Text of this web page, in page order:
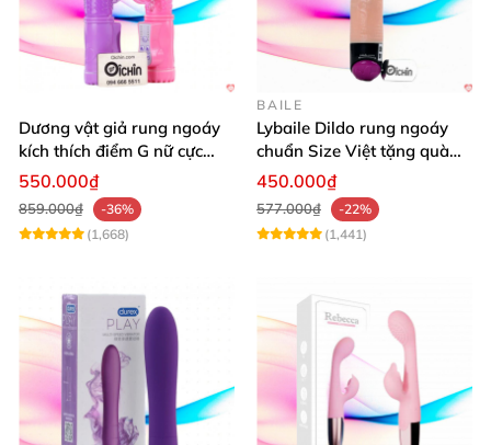
Dương vật giả rung ngoáy
kích thích điểm G nữ cực
mạnh
550.000₫
859.000₫
-36%
(1,668)
BAILE
Lybaile Dildo rung ngoáy
chuẩn Size Việt tặng quà
ưu đãi
450.000₫
577.000₫
-22%
(1,441)